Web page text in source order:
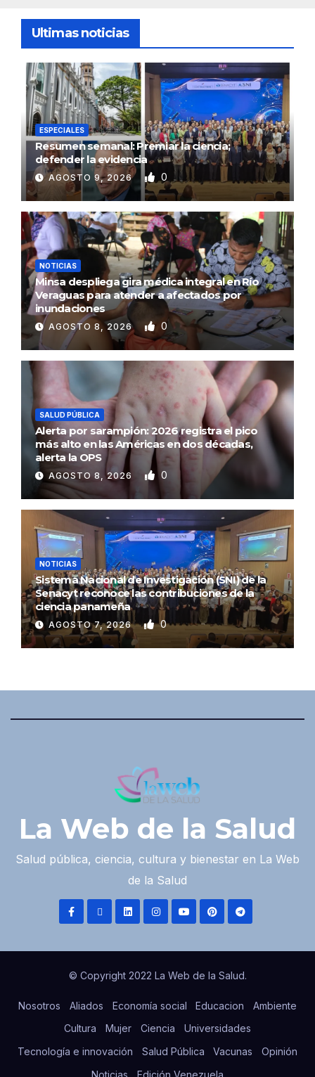
Ultimas noticias
ESPECIALES
Resumen semanal: Premiar la ciencia;
defender la evidencia
AGOSTO 9, 2026 0
NOTICIAS
Minsa despliega gira médica integral en Río
Veraguas para atender a afectados por
inundaciones
AGOSTO 8, 2026 0
SALUD PÚBLICA
Alerta por sarampión: 2026 registra el pico
más alto en las Américas en dos décadas,
alerta la OPS
AGOSTO 8, 2026 0
NOTICIAS
Sistema Nacional de Investigación (SNI) de la
Senacyt reconoce las contribuciones de la
ciencia panameña
AGOSTO 7, 2026 0
La Web de la Salud
Salud pública, ciencia, cultura y bienestar en La Web
de la Salud
© Copyright 2022 La Web de la Salud.
Nosotros Aliados Economía social Educacion
Ambiente
Cultura
Mujer Ciencia
Universidades
Tecnología e innovación
Salud Pública Vacunas
Opinión
Noticias
Edición Venezuela